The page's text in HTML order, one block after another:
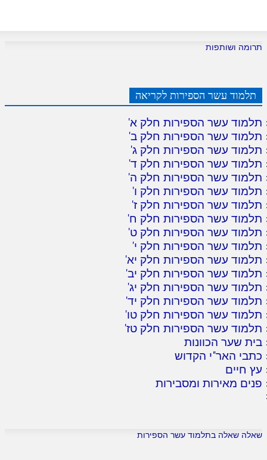
תרומה ושותפות
תלמוד עשר הספירות לקריאה
תלמוד עשר הספירות חלק א'
תלמוד עשר הספירות חלק ב'
תלמוד עשר הספירות חלק ג'
תלמוד עשר הספירות חלק ד'
תלמוד עשר הספירות חלק ה'
תלמוד עשר הספירות חלק ו'
תלמוד עשר הספירות חלק ז'
תלמוד עשר הספירות חלק ח'
תלמוד עשר הספירות חלק ט'
תלמוד עשר הספירות חלק י'
תלמוד עשר הספירות חלק יא'
תלמוד עשר הספירות חלק יב'
תלמוד עשר הספירות חלק יג'
תלמוד עשר הספירות חלק יד'
תלמוד עשר הספירות חלק טו'
תלמוד עשר הספירות חלק טז'
בית שער הכוונות
כתבי האר"י הקדוש
עץ חיים
פנים מאירות ומסבירות
שאלה שאלה בתלמוד עשר הספירות